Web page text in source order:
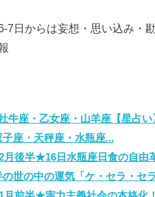
牛座・乙女座・山羊座【星占い
座・天秤座・水瓶座...
月後半★16日水瓶座日食の自由
の世の中の運気「ケ・セラ・セ